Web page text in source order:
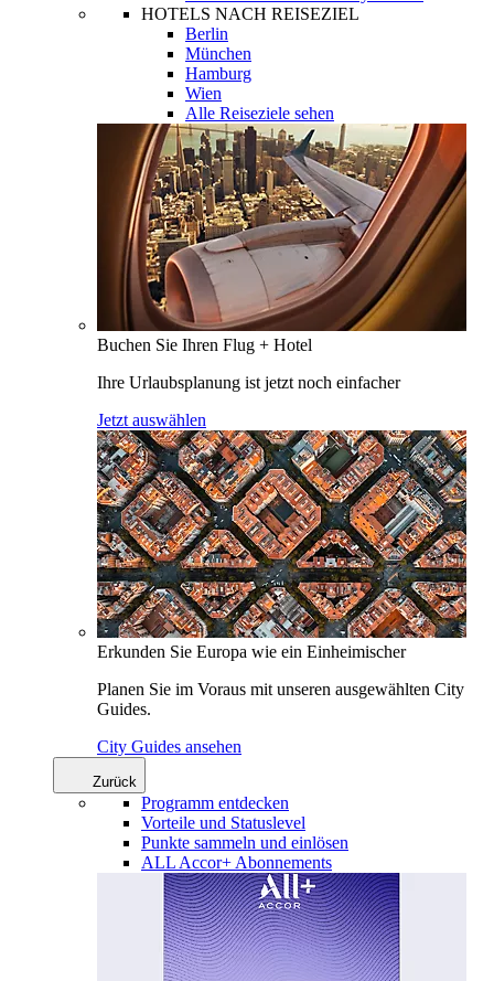
HOTELS NACH REISEZIEL
Berlin
München
Hamburg
Wien
Alle Reiseziele sehen
Buchen Sie Ihren Flug + Hotel
Ihre Urlaubsplanung ist jetzt noch einfacher
Jetzt auswählen
Erkunden Sie Europa wie ein Einheimischer
Planen Sie im Voraus mit unseren ausgewählten City
Guides.
City Guides ansehen
Zurück
Programm entdecken
Vorteile und Statuslevel
Punkte sammeln und einlösen
ALL Accor+ Abonnements